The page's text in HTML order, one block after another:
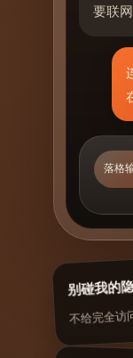
要联
落格
别碰我的
不给完全访